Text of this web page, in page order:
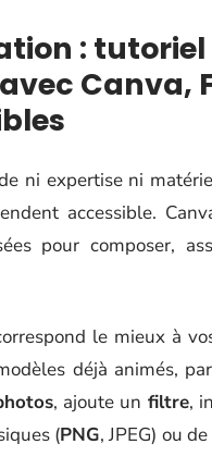
:
Canva,
ni expertise ni
accessible.
pour composer,
le mieux à
déjà animés,
, ajoute un filtre,
(PNG, JPEG) ou